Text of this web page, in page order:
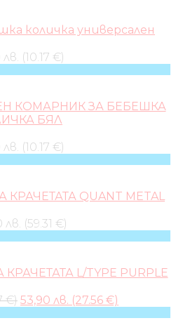
количка универсален
лв. (10.17 €)
КОМАРНИК ЗА БЕБЕШКА
БЯЛ
лв. (10.17 €)
QUANT METAL
лв. (59.31 €)
L/TYPE PURPLE
€) Original
53,90 лв. (27.56 €)